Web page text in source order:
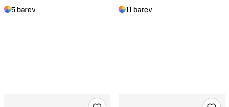
5 barev 11 barev